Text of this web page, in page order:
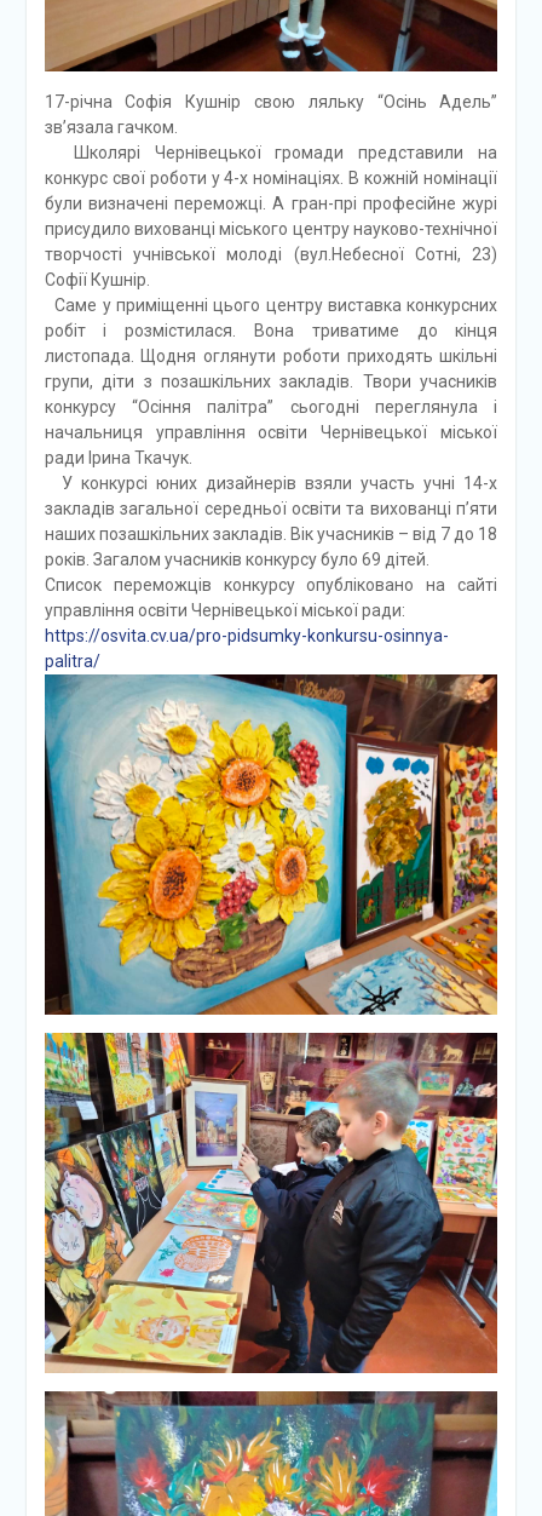
17-річна Софія Кушнір свою ляльку “Осінь Адель”
зв’язала гачком.
Школярі Чернівецької громади представили на
конкурс свої роботи у 4-х номінаціях. В кожній номінації
були визначені переможці. А гран-прі професійне журі
присудило вихованці міського центру науково-технічної
творчості учнівської молоді (вул.Небесної Сотні, 23)
Софії Кушнір.
Саме у приміщенні цього центру виставка конкурсних
робіт і розмістилася. Вона триватиме до кінця
листопада. Щодня оглянути роботи приходять шкільні
групи, діти з позашкільних закладів. Твори учасників
конкурсу “Осіння палітра” сьогодні переглянула і
начальниця управління освіти Чернівецької міської
ради Ірина Ткачук.
У конкурсі юних дизайнерів взяли участь учні 14-х
закладів загальної середньої освіти та вихованці п’яти
наших позашкільних закладів. Вік учасників – від 7 до 18
років. Загалом учасників конкурсу було 69 дітей.
Список переможців конкурсу опубліковано на сайті
управління освіти Чернівецької міської ради:
https://osvita.cv.ua/pro-pidsumky-konkursu-osinnya-
palitra/